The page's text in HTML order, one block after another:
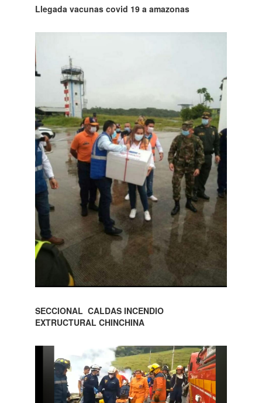
Llegada vacunas covid 19 a amazonas
SECCIONAL CALDAS INCENDIO
EXTRUCTURAL CHINCHINA